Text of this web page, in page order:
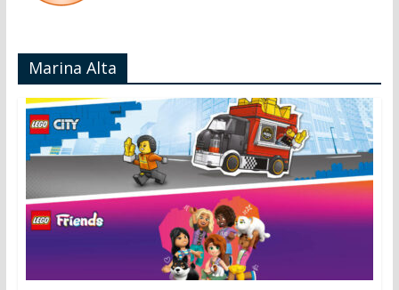
Marina Alta